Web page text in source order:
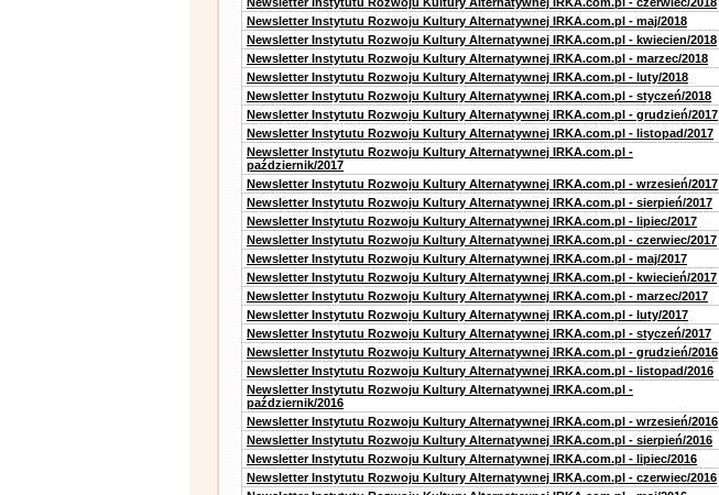
Newsletter Instytutu Rozwoju Kultury Alternatywnej IRKA.com.pl - maj/2018
Newsletter Instytutu Rozwoju Kultury Alternatywnej IRKA.com.pl - kwiecien/2018
Newsletter Instytutu Rozwoju Kultury Alternatywnej IRKA.com.pl - marzec/2018
Newsletter Instytutu Rozwoju Kultury Alternatywnej IRKA.com.pl - luty/2018
Newsletter Instytutu Rozwoju Kultury Alternatywnej IRKA.com.pl - styczeń/2018
Newsletter Instytutu Rozwoju Kultury Alternatywnej IRKA.com.pl - grudzień/2017
Newsletter Instytutu Rozwoju Kultury Alternatywnej IRKA.com.pl - listopad/2017
Newsletter Instytutu Rozwoju Kultury Alternatywnej IRKA.com.pl -
październik/2017
Newsletter Instytutu Rozwoju Kultury Alternatywnej IRKA.com.pl - wrzesień/2017
Newsletter Instytutu Rozwoju Kultury Alternatywnej IRKA.com.pl - sierpień/2017
Newsletter Instytutu Rozwoju Kultury Alternatywnej IRKA.com.pl - lipiec/2017
Newsletter Instytutu Rozwoju Kultury Alternatywnej IRKA.com.pl - czerwiec/2017
Newsletter Instytutu Rozwoju Kultury Alternatywnej IRKA.com.pl - maj/2017
Newsletter Instytutu Rozwoju Kultury Alternatywnej IRKA.com.pl - kwiecień/2017
Newsletter Instytutu Rozwoju Kultury Alternatywnej IRKA.com.pl - marzec/2017
Newsletter Instytutu Rozwoju Kultury Alternatywnej IRKA.com.pl - luty/2017
Newsletter Instytutu Rozwoju Kultury Alternatywnej IRKA.com.pl - styczeń/2017
Newsletter Instytutu Rozwoju Kultury Alternatywnej IRKA.com.pl - grudzień/2016
Newsletter Instytutu Rozwoju Kultury Alternatywnej IRKA.com.pl - listopad/2016
Newsletter Instytutu Rozwoju Kultury Alternatywnej IRKA.com.pl -
październik/2016
Newsletter Instytutu Rozwoju Kultury Alternatywnej IRKA.com.pl - wrzesień/2016
Newsletter Instytutu Rozwoju Kultury Alternatywnej IRKA.com.pl - sierpień/2016
Newsletter Instytutu Rozwoju Kultury Alternatywnej IRKA.com.pl - lipiec/2016
Newsletter Instytutu Rozwoju Kultury Alternatywnej IRKA.com.pl - czerwiec/2016